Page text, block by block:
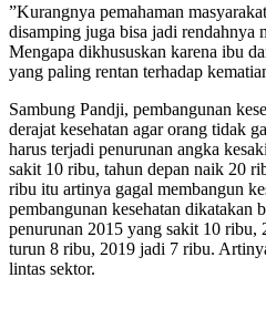
”Kurangnya pemahaman
disamping juga bisa jadi rendahnya
Mengapa dikhususkan karena ibu
yang paling rentan terhadap
Sambung Pandji, pembangunan
derajat kesehatan agar orang tidak
harus terjadi penurunan angka
sakit 10 ribu, tahun depan naik 20
ribu itu artinya gagal membangun
pembangunan kesehatan dikatakan
penurunan 2015 yang sakit 10
turun 8 ribu, 2019 jadi 7 ribu.
lintas sektor.